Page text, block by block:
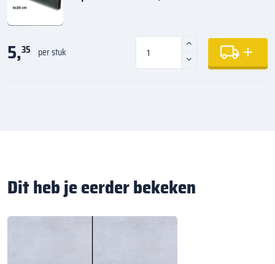
5,35 per stuk
Dit heb je eerder bekeken